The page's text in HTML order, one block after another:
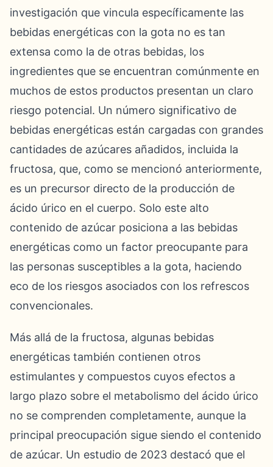
investigación que vincula específicamente las
bebidas energéticas con la gota no es tan
extensa como la de otras bebidas, los
ingredientes que se encuentran comúnmente en
muchos de estos productos presentan un claro
riesgo potencial. Un número significativo de
bebidas energéticas están cargadas con grandes
cantidades de azúcares añadidos, incluida la
fructosa, que, como se mencionó anteriormente,
es un precursor directo de la producción de
ácido úrico en el cuerpo. Solo este alto
contenido de azúcar posiciona a las bebidas
energéticas como un factor preocupante para
las personas susceptibles a la gota, haciendo
eco de los riesgos asociados con los refrescos
convencionales.
Más allá de la fructosa, algunas bebidas
energéticas también contienen otros
estimulantes y compuestos cuyos efectos a
largo plazo sobre el metabolismo del ácido úrico
no se comprenden completamente, aunque la
principal preocupación sigue siendo el contenido
de azúcar. Un estudio de 2023 destacó que el